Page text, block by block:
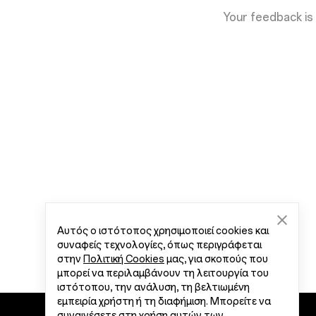
Your feedback
Αυτός ο ιστότοπος χρησιμοποιεί cookies και
συναφείς τεχνολογίες, όπως περιγράφεται
στην Πολιτική Cookies μας, για σκοπούς που
μπορεί να περιλαμβάνουν τη λειτουργία του
ιστότοπου, την ανάλυση, τη βελτιωμένη
εμπειρία χρήστη ή τη διαφήμιση. Μπορείτε να